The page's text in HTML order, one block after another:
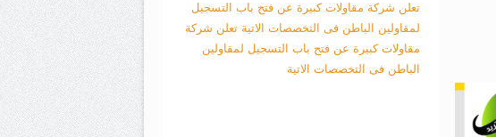
تعلن شركة مقاولات كبيرة عن فتح باب التسجيل
لمقاولين الباطن فى التخصصات الاتية تعلن شركة
مقاولات كبيرة عن فتح باب التسجيل لمقاولين
الباطن فى التخصصات الاتية